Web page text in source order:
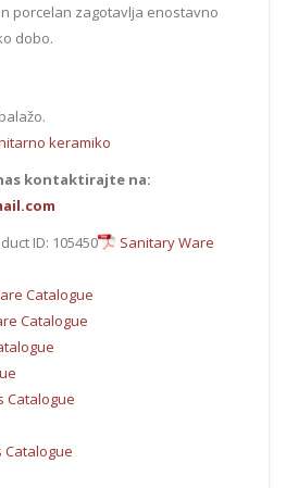
porcelan zagotavlja enostavno
dobo.
keramiko
kontaktirajte na:
ID: 105450
Sanitary Ware
Catalogue
Catalogue
Catalogue
Catalogue